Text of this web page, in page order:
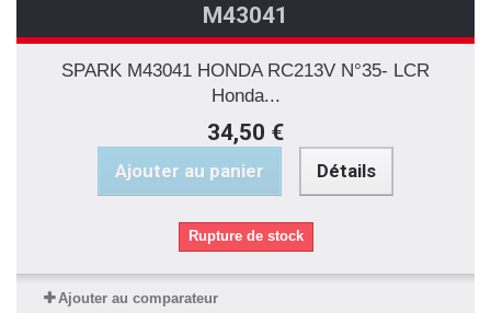
M43041
SPARK M43041 HONDA RC213V N°35- LCR
Honda...
34,50 €
Ajouter au panier Détails
Rupture de stock
Ajouter au comparateur